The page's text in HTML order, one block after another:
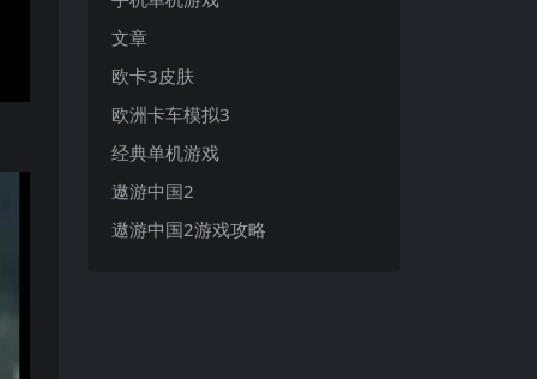
文章
欧卡3皮肤
欧洲卡车模拟3
经典单机游戏
遨游中国2
遨游中国2游戏攻略